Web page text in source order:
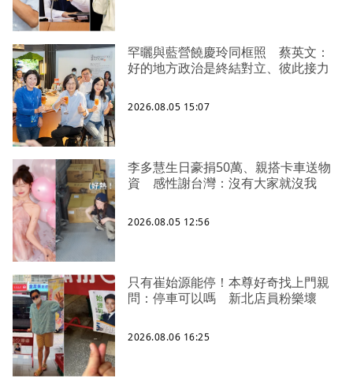
罕曬與藍營饒慶玲同框照 蔡英文：
好的地方政治是終結對立、彼此接力
2026.08.05 15:07
李多慧生日豪捐50萬、親搭卡車送物
資 感性謝台灣：沒有大家就沒我
2026.08.05 12:56
只有崔始源能停！本尊好奇找上門親
問：停車可以嗎 新北店員粉樂壞
2026.08.06 16:25